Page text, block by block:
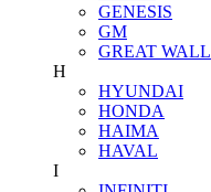
GENESIS
GM
GREAT WALL
H
HYUNDAI
HONDA
HAIMA
HAVAL
I